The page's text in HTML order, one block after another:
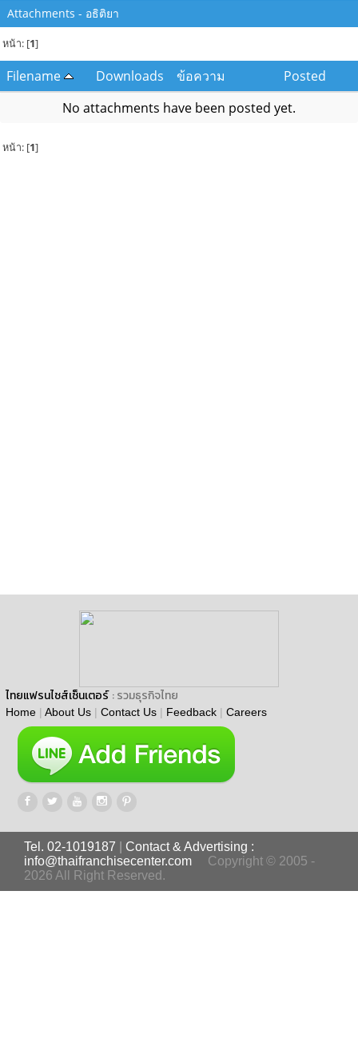
Attachments - อธิติยา
หน้า: [1]
Filename Downloads ข้อความ
Posted
No attachments have been posted yet.
หน้า: [1]
ไทยแฟรนไชส์เซ็นเตอร์ : รวมธุรกิจไทย
Home | About Us | Contact Us | Feedback | Careers
Tel. 02-1019187
Contact & Advertising :
info@thaifranchisecenter.com
Copyright © 2005 -
2026 All Right Reserved.